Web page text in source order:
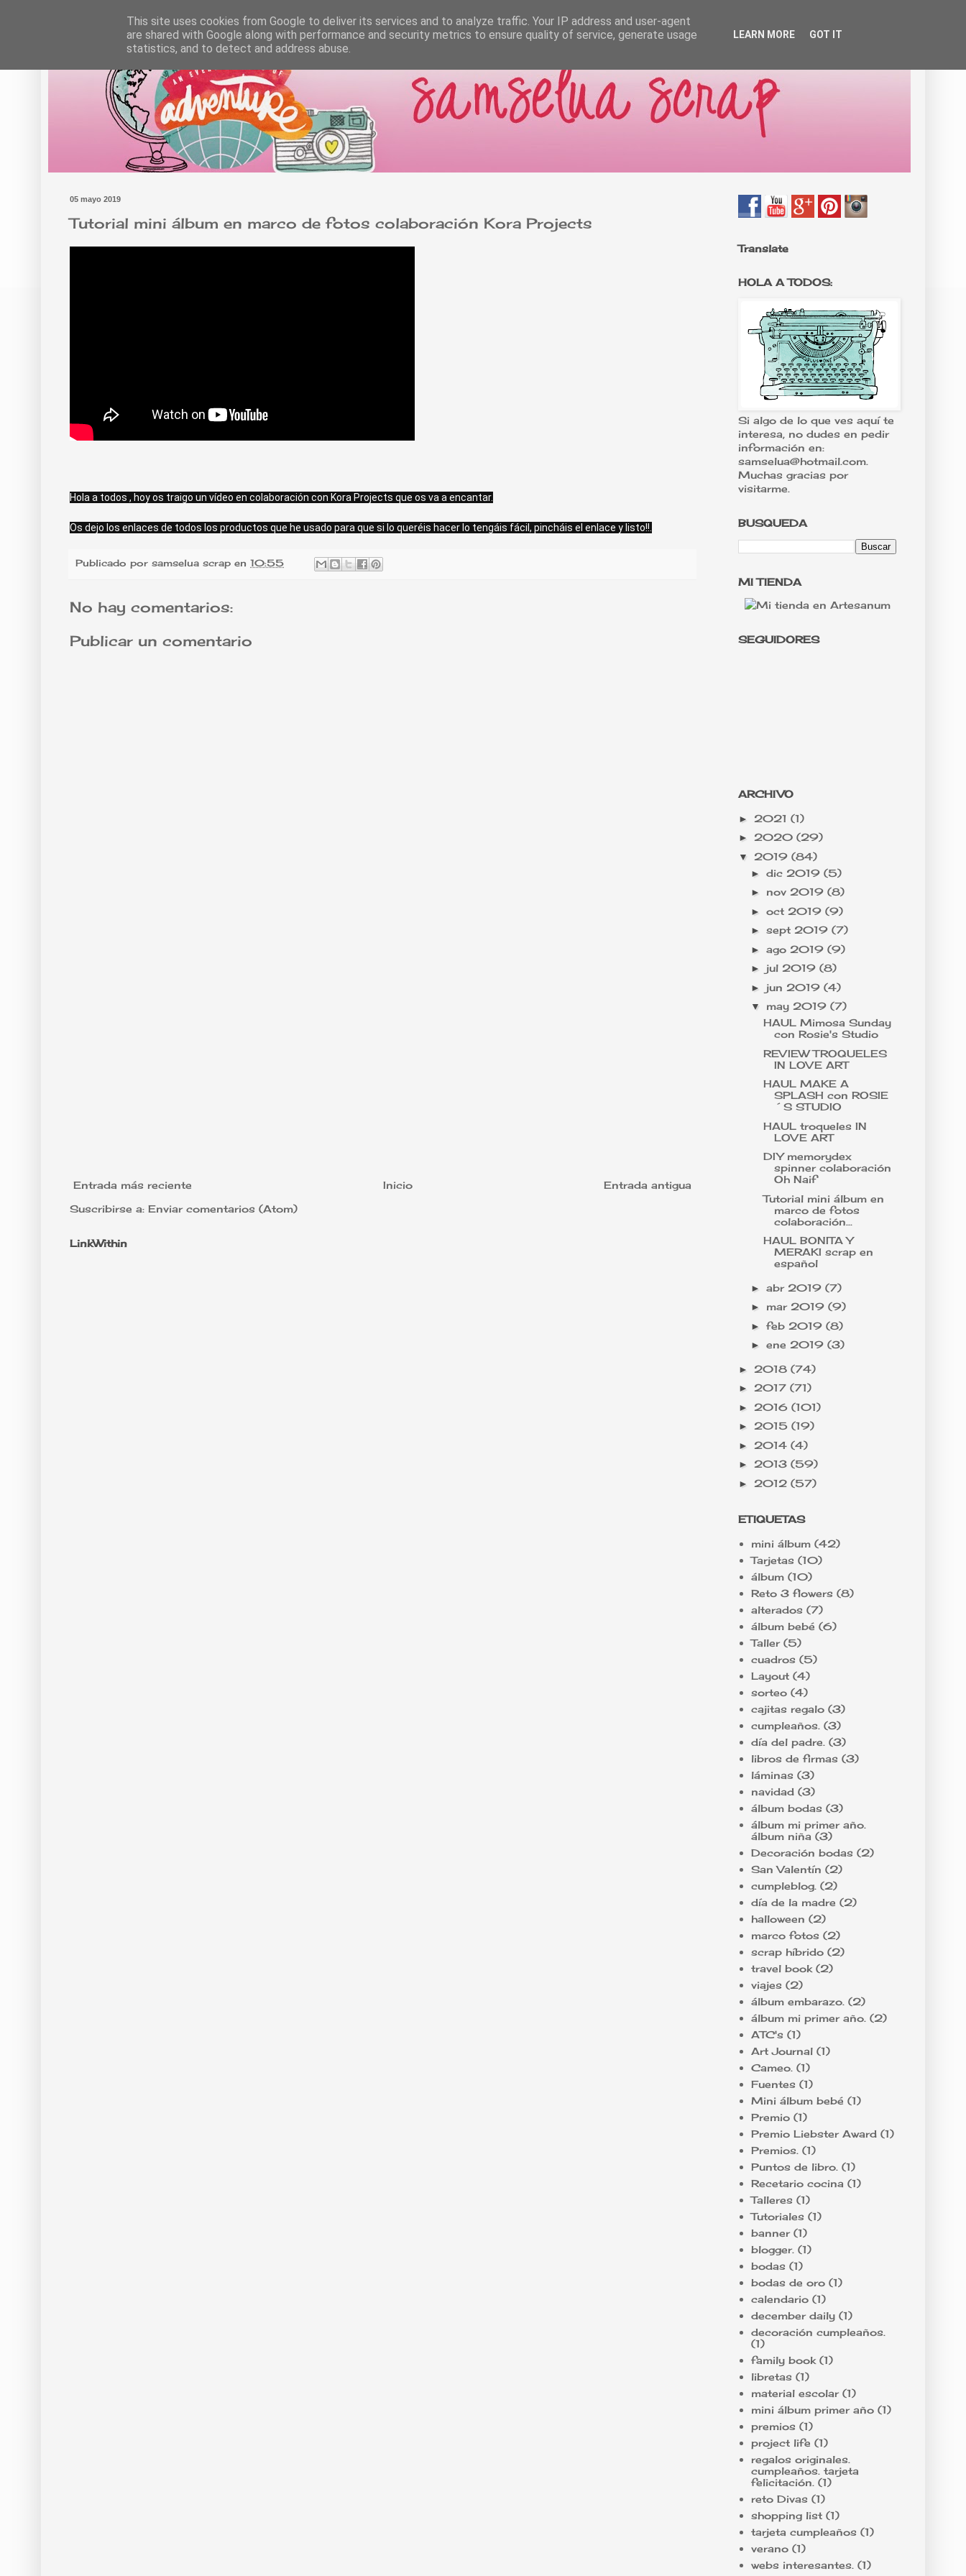
05 mayo 2019
Tutorial mini álbum en marco de fotos colaboración Kora Projects
Hola a todos , hoy os traigo un vídeo en colaboración con Kora Projects que os va a encantar.
Os dejo los enlaces de todos los productos que he usado para que si lo queréis hacer lo tengáis fácil, pincháis el enlace y listo!!.
Publicado por samselua scrap en 10:55
No hay comentarios:
Publicar un comentario
Entrada más reciente Entrada antigua
Inicio
Suscribirse a: Enviar comentarios (Atom)
LinkWithin
Translate
HOLA A TODOS:
Si algo de lo que ves aquí te
interesa, no dudes en pedir
información en:
samselua@hotmail.com.
Muchas gracias por
visitarme.
BUSQUEDA
MI TIENDA
SEGUIDORES
ARCHIVO
► 2021 (1)
► 2020 (29)
▼ 2019 (84)
► dic 2019 (5)
► nov 2019 (8)
► oct 2019 (9)
► sept 2019 (7)
► ago 2019 (9)
► jul 2019 (8)
► jun 2019 (4)
▼ may 2019 (7)
HAUL Mimosa Sunday
con Rosie's Studio
REVIEW TROQUELES
IN LOVE ART
HAUL MAKE A
SPLASH con ROSIE
´S STUDIO
HAUL troqueles IN
LOVE ART
DIY memorydex
spinner colaboración
Oh Naif
Tutorial mini álbum en
marco de fotos
colaboración...
HAUL BONITA Y
MERAKI scrap en
español
► abr 2019 (7)
► mar 2019 (9)
► feb 2019 (8)
► ene 2019 (3)
► 2018 (74)
► 2017 (71)
► 2016 (101)
► 2015 (19)
► 2014 (4)
► 2013 (59)
► 2012 (57)
ETIQUETAS
mini álbum (42)
Tarjetas (10)
álbum (10)
Reto 3 flowers (8)
alterados (7)
álbum bebé (6)
Taller (5)
cuadros (5)
Layout (4)
sorteo (4)
cajitas regalo (3)
cumpleaños. (3)
día del padre. (3)
libros de firmas (3)
láminas (3)
navidad (3)
álbum bodas (3)
álbum mi primer año.
álbum niña (3)
Decoración bodas (2)
San Valentín (2)
cumpleblog. (2)
día de la madre (2)
halloween (2)
marco fotos (2)
scrap híbrido (2)
travel book (2)
viajes (2)
álbum embarazo. (2)
álbum mi primer año. (2)
ATC's (1)
Art Journal (1)
Cameo. (1)
Fuentes (1)
Mini álbum bebé (1)
Premio (1)
Premio Liebster Award (1)
Premios. (1)
Puntos de libro. (1)
Recetario cocina (1)
Talleres (1)
Tutoriales (1)
banner (1)
blogger. (1)
bodas (1)
bodas de oro (1)
calendario (1)
december daily (1)
decoración cumpleaños.
(1)
family book (1)
libretas (1)
material escolar (1)
mini álbum primer año (1)
premios (1)
project life (1)
regalos originales.
cumpleaños. tarjeta
felicitación. (1)
reto Divas (1)
shopping list (1)
tarjeta cumpleaños (1)
verano (1)
webs interesantes. (1)
This site uses cookies from Google to deliver its services and to analyze traffic. Your IP address and user-agent
are shared with Google along with performance and security metrics to ensure quality of service, generate usage
statistics, and to detect and address abuse.
LEARN MORE GOT IT